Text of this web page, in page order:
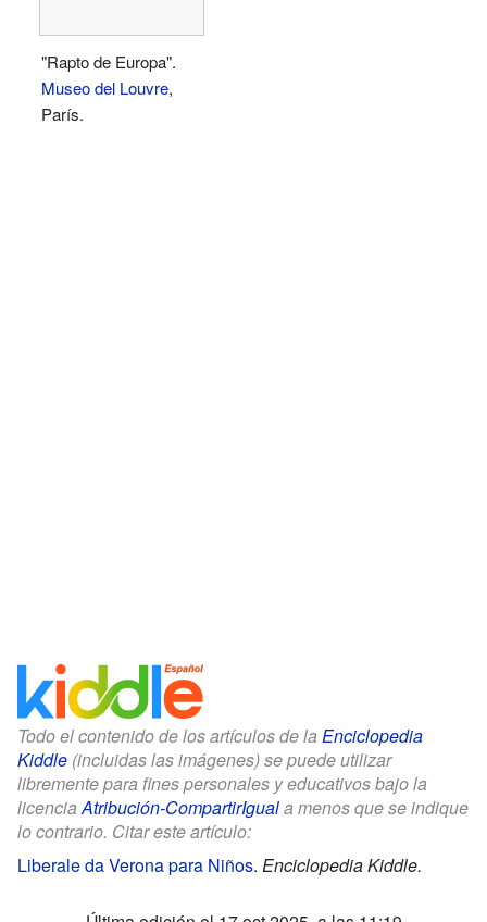
"Rapto de Europa".
Museo del Louvre,
París.
Todo el contenido de los artículos de la Enciclopedia
Kiddle (incluidas las imágenes) se puede utilizar
libremente para fines personales y educativos bajo la
licenciaAtribución-CompartirIguala menos que se indique
lo contrario. Citar este artículo:
Liberale da Verona para Niños. Enciclopedia Kiddle.